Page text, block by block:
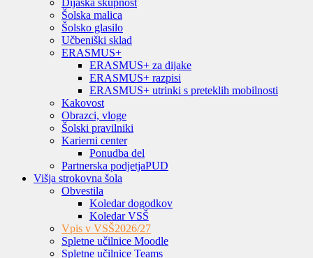
Dijaška skupnost
Šolska malica
Šolsko glasilo
Učbeniški sklad
ERASMUS+
ERASMUS+ za dijake
ERASMUS+ razpisi
ERASMUS+ utrinki s preteklih mobilnosti
Kakovost
Obrazci, vloge
Šolski pravilniki
Karierni center
Ponudba del
Partnerska podjetjaPUD
Višja strokovna šola
Obvestila
Koledar dogodkov
Koledar VSŠ
Vpis v VSŠ2026/27
Spletne učilnice Moodle
Spletne učilnice Teams